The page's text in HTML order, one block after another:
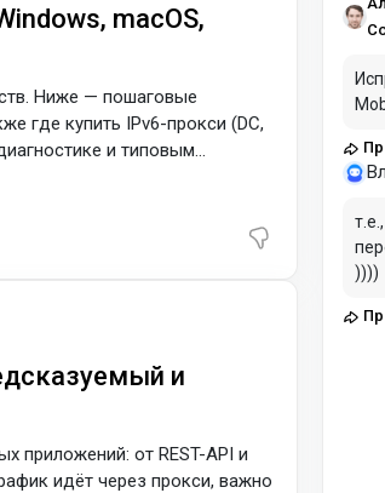
macOS,
Ниже — пошаговые
где купить IPv6-прокси (DC,
и типовым
Вручную, включите
DNS. Через
и
приложений: от REST-API и
идёт через прокси, важно
))))